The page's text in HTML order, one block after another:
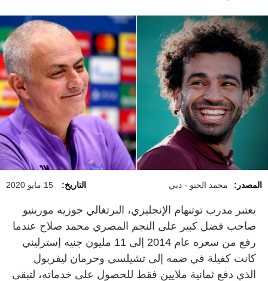
المصدر: محمد الحتو - دبي التاريخ: 15 مايو 2020
يعتبر مدرب توتنهام الإنجليزي، البرتغالي جوزيه مورينيو
صاحب فضل كبير على النجم المصري محمد صلاح عندما
رفع من سعره عام 2014 إلى 11 مليون جنيه إسترليني
كانت كفيلة في ضمه إلى تشيلسي وحرمان ليفربول
الذي دفع ثمانية ملايين فقط للحصول على خدماته، لتبقى